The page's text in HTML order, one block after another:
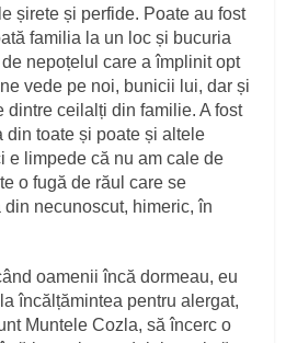
șirete și perfide. Poate au fost
familia la un loc și bucuria
nepoțelul care a împlinit opt
vede pe noi, bunicii lui, dar și
dintre ceilalți din familie. A fost
din toate și poate și altele
e limpede că nu am cale de
o fugă de răul care se
necunoscut, himeric, în
oamenii încă dormeau, eu
încălțămintea pentru alergat,
Muntele Cozla, să încerc o